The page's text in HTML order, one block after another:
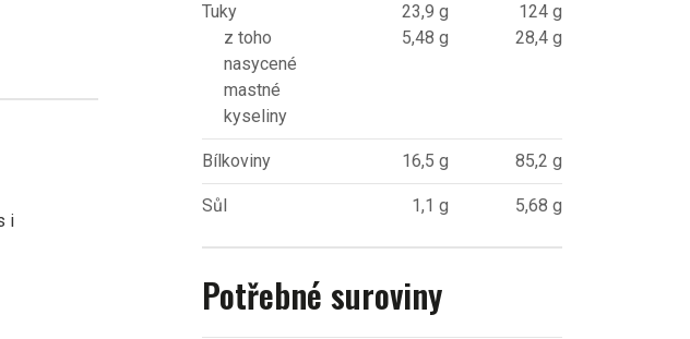
i
Tuky
z toho
nasycené
mastné
kyseliny
23,9 g
5,48 g
124 g
28,4 g
Bílkoviny 16,5 g 85,2 g
Sůl 1,1 g 5,68 g
Potřebné suroviny